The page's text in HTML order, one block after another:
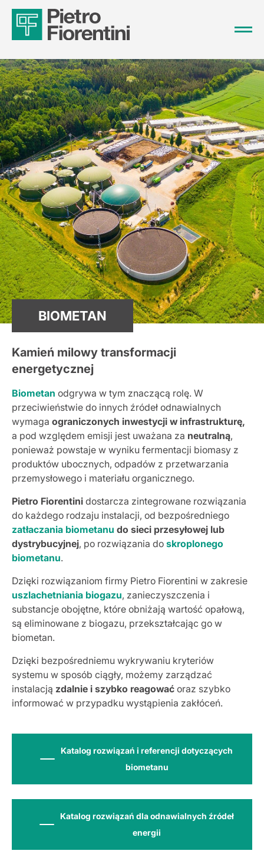
BIOMETAN
Kamień milowy transformacji
energetycznej
Biometan odgrywa w tym znaczącą rolę. W
przeciwieństwie do innych źródeł odnawialnych
wymaga ograniczonych inwestycji w infrastrukturę,
a pod względem emisji jest uważana za neutralną,
ponieważ powstaje w wyniku fermentacji biomasy z
produktów ubocznych, odpadów z przetwarzania
przemysłowego i materiału organicznego.
Pietro Fiorentini dostarcza zintegrowane rozwiązania
do każdego rodzaju instalacji, od bezpośredniego
zatłaczania biometanu do sieci przesyłowej lub
dystrybucyjnej, po rozwiązania do skroplonego
biometanu.
Dzięki rozwiązaniom firmy Pietro Fiorentini w zakresie
uszlachetniania biogazu, zanieczyszczenia i
substancje obojętne, które obniżają wartość opałową,
są eliminowane z biogazu, przekształcając go w
biometan.
Dzięki bezpośredniemu wykrywaniu kryteriów
systemu w sposób ciągły, możemy zarządzać
instalacją zdalnie i szybko reagować oraz szybko
informować w przypadku wystąpienia zakłóceń.
Katalog rozwiązań i referencji dotyczących
biometanu
Katalog rozwiązań dla odnawialnych źródeł
energii